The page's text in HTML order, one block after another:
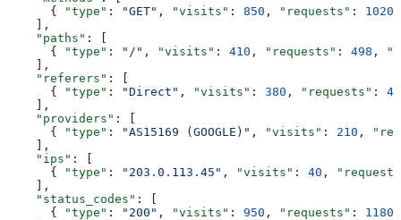
      {
"type" : "GET" , "visits" : 850 , "requests" : 1020
    ],
    "paths"
: [
      {
"type" : "/" , "visits" : 410 , "requests" : 498 ,
    ],
    "referers"
: [
      {
"type" : "Direct" , "visits" : 380 , "requests" :
    ],
    "providers"
: [
      {
"type" : "AS15169 (GOOGLE)" , "visits" : 210 ,
    ],
    "ips"
: [
      {
"type" : "203.0.113.45" , "visits" : 40 ,
    ],
    "status_codes"
: [
      {
"type" : "200" , "visits" : 950 , "requests" : 1180